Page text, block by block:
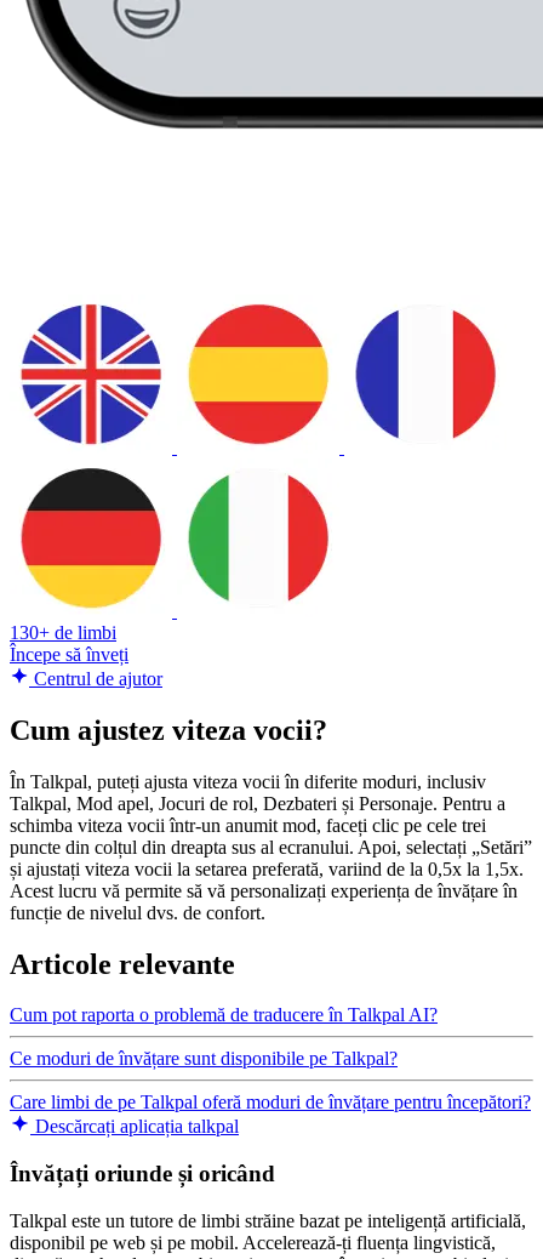
130+ de limbi
Începe să înveți
Centrul de ajutor
Cum ajustez viteza vocii?
În Talkpal, puteți ajusta viteza vocii în diferite moduri, inclusiv
Talkpal, Mod apel, Jocuri de rol, Dezbateri și Personaje. Pentru a
schimba viteza vocii într-un anumit mod, faceți clic pe cele trei
puncte din colțul din dreapta sus al ecranului. Apoi, selectați „Setări”
și ajustați viteza vocii la setarea preferată, variind de la 0,5x la 1,5x.
Acest lucru vă permite să vă personalizați experiența de învățare în
funcție de nivelul dvs. de confort.
Articole relevante
Cum pot raporta o problemă de traducere în Talkpal AI?
Ce moduri de învățare sunt disponibile pe Talkpal?
Care limbi de pe Talkpal oferă moduri de învățare pentru începători?
Descărcați aplicația talkpal
Învățați oriunde și oricând
Talkpal este un tutore de limbi străine bazat pe inteligență artificială,
disponibil pe web și pe mobil. Accelerează-ți fluența lingvistică,